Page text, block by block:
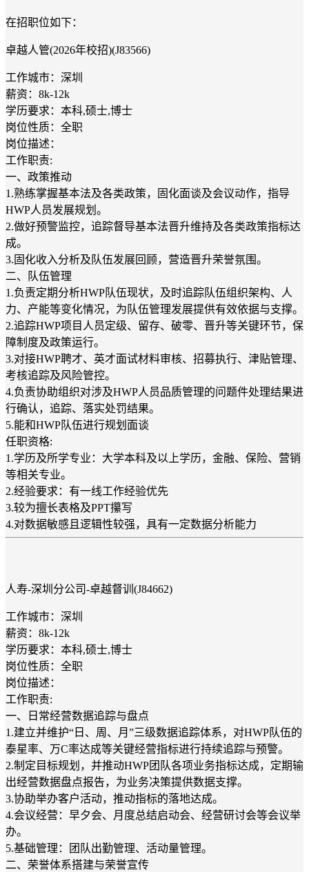
在招职位如下：
卓越人管(2026年校招)(J83566)
工作城市：深圳
薪资：8k-12k
学历要求：本科,硕士,博士
岗位性质：全职
岗位描述：
工作职责:
一、政策推动
1.熟练掌握基本法及各类政策，固化面谈及会议动作，指导
HWP人员发展规划。
2.做好预警监控，追踪督导基本法晋升维持及各类政策指标达
成。
3.固化收入分析及队伍发展回顾，营造晋升荣誉氛围。
二、队伍管理
1.负责定期分析HWP队伍现状，及时追踪队伍组织架构、人
力、产能等变化情况，为队伍管理发展提供有效依据与支撑。
2.追踪HWP项目人员定级、留存、破零、晋升等关键环节，保
障制度及政策运行。
3.对接HWP聘才、英才面试材料审核、招募执行、津贴管理、
考核追踪及风险管控。
4.负责协助组织对涉及HWP人员品质管理的问题件处理结果进
行确认，追踪、落实处罚结果。
5.能和HWP队伍进行规划面谈
任职资格:
1.学历及所学专业：大学本科及以上学历，金融、保险、营销
等相关专业。
2.经验要求：有一线工作经验优先
3.较为擅长表格及PPT攥写
4.对数据敏感且逻辑性较强，具有一定数据分析能力
人寿-深圳分公司-卓越督训(J84662)
工作城市：深圳
薪资：8k-12k
学历要求：本科,硕士,博士
岗位性质：全职
岗位描述：
工作职责:
一、日常经营数据追踪与盘点
1.建立并维护“日、周、月”三级数据追踪体系，对HWP队伍的
泰星率、万C率达成等关键经营指标进行持续追踪与预警。
2.制定目标规划，并推动HWP团队各项业务指标达成，定期输
出经营数据盘点报告，为业务决策提供数据支撑。
3.协助举办客户活动，推动指标的落地达成。
4.会议经营：早夕会、月度总结启动会、经营研讨会等会议举
办。
5.基础管理：团队出勤管理、活动量管理。
二、荣誉体系搭建与荣誉宣传